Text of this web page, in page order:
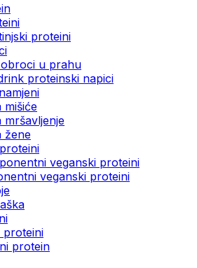
proteini
obroci u prahu
proteinski napici
mišiće
mršavljenje
žene
veganski proteini
veganski proteini
proteini
protein